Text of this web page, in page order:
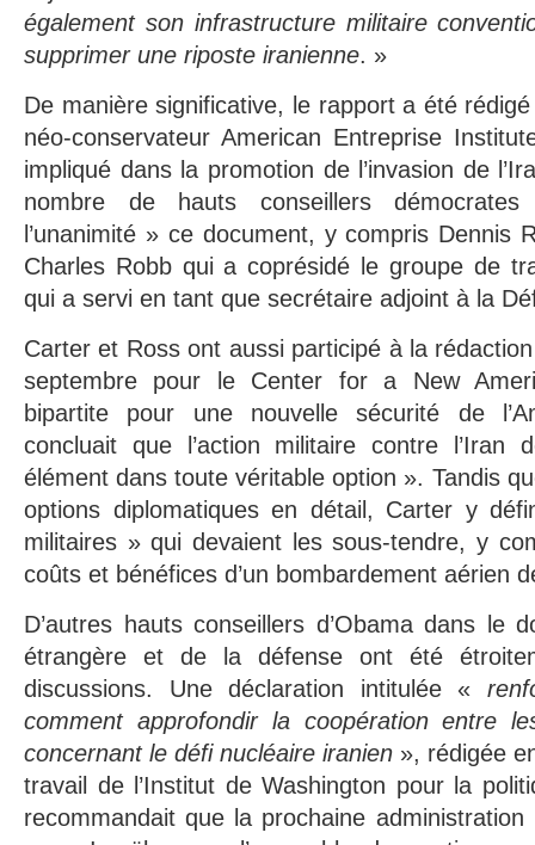
également son infrastructure militaire
supprimer une riposte iranienne. »
De manière significative, le rapport a été
néo-conservateur American Entreprise
impliqué dans la promotion de l’invasion de
nombre de hauts conseillers
l’unanimité » ce document, y compris Dennis
Charles Robb qui a coprésidé le groupe de
qui a servi en tant que secrétaire adjoint à la
Carter et Ross ont aussi participé à la
septembre pour le Center for a New
bipartite pour une nouvelle sécurité de
concluait que l’action militaire contre l’Iran
élément dans toute véritable option ». Tandis
options diplomatiques en détail, Carter y
militaires » qui devaient les sous-tendre, y
coûts et bénéfices d’un bombardement aérien
D’autres hauts conseillers d’Obama dans le
étrangère et de la défense ont été
discussions. Une déclaration intitulée «
comment approfondir la coopération entre
concernant le défi nucléaire iranien », rédigée
travail de l’Institut de Washington pour la
recommandait que la prochaine